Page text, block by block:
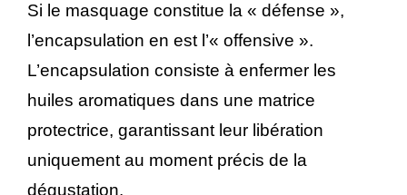
Si le masquage constitue la « défense »,
l’encapsulation en est l’« offensive ».
L’encapsulation consiste à enfermer les
huiles aromatiques dans une matrice
protectrice, garantissant leur libération
uniquement au moment précis de la
dégustation.